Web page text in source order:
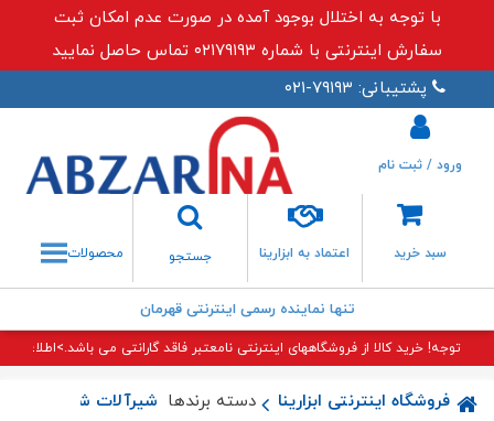
با توجه به اختلال بوجود آمده در صورت عدم امکان ثبت
سفارش اینترنتی با شماره ۰۲۱۷۹۱۹۳ تماس حاصل نمایید
پشتیبانی: ۷۹۱۹۳-۰۲۱
سبد خرید اعتماد به ابزارینا
جستجو
جستجو
ورود / ثبت نام
محصولات
تنها نماینده رسمی اینترنتی قهرمان
توجه! خرید کالا از فروشگاههای اینترنتی نامعتبر فاقد گارانتی می باشد.>اطلاعات
فروشگاه اینترنتی ابزارینا دسته برندها شیرآلات شودر